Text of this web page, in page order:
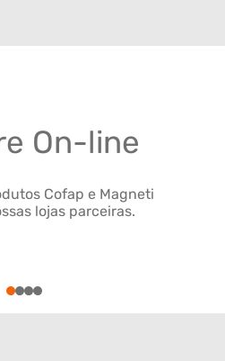
On-line
Cofap e Magneti
lojas parceiras.
1234